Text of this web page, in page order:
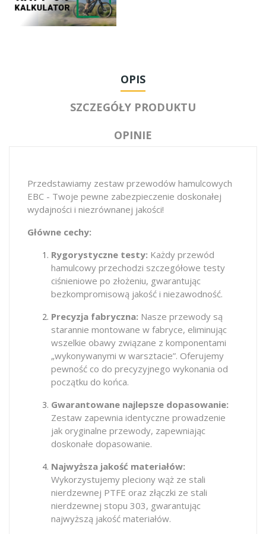
OPIS
SZCZEGÓŁY PRODUKTU
OPINIE
Przedstawiamy zestaw przewodów hamulcowych
EBC - Twoje pewne zabezpieczenie doskonałej
wydajności i niezrównanej jakości!
Główne cechy:
Rygorystyczne testy: Każdy przewód
hamulcowy przechodzi szczegółowe testy
ciśnieniowe po złożeniu, gwarantując
bezkompromisową jakość i niezawodność.
Precyzja fabryczna: Nasze przewody są
starannie montowane w fabryce, eliminując
wszelkie obawy związane z komponentami
„wykonywanymi w warsztacie”. Oferujemy
pewność co do precyzyjnego wykonania od
początku do końca.
Gwarantowane najlepsze dopasowanie:
Zestaw zapewnia identyczne prowadzenie
jak oryginalne przewody, zapewniając
doskonałe dopasowanie.
Najwyższa jakość materiałów:
Wykorzystujemy pleciony wąż ze stali
nierdzewnej PTFE oraz złączki ze stali
nierdzewnej stopu 303, gwarantując
najwyższą jakość materiałów.